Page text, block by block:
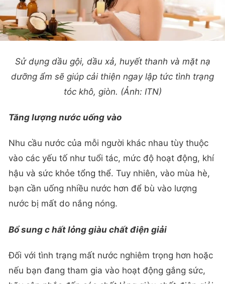
Sử dụng dầu gội, dầu xả, huyết thanh và mặt nạ
dưỡng ẩm sẽ giúp cải thiện ngay lập tức tình trạng
tóc khô, giòn. (Ảnh: ITN)
Tăng lượng nước uống vào
Nhu cầu nước của mỗi người khác nhau tùy thuộc
vào các yếu tố như tuổi tác, mức độ hoạt động, khí
hậu và sức khỏe tổng thể. Tuy nhiên, vào mùa hè,
bạn cần uống nhiều nước hơn để bù vào lượng
nước bị mất do nắng nóng.
Bổ sung c hất lỏng giàu chất điện giải
Đối với tình trạng mất nước nghiêm trọng hơn hoặc
nếu bạn đang tham gia vào hoạt động gắng sức,